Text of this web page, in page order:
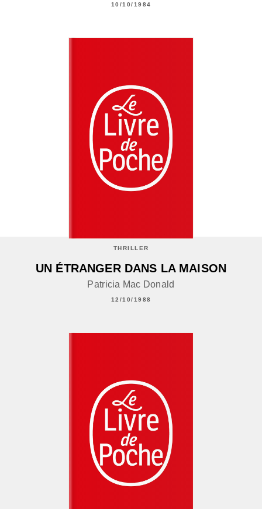
10/10/1984
THRILLER
UN ÉTRANGER DANS LA MAISON
Patricia Mac Donald
12/10/1988